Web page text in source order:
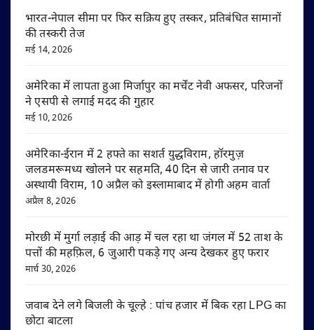
भारत-नेपाल सीमा पर फिर सक्रिय हुए तस्कर, प्रतिबंधित सामानों
की तस्करी तेज
मई 14, 2026
अमेरिका में लापता हुआ मिर्जापुर का मर्चेंट नेवी अफसर, परिजनों
ने एसपी से लगाई मदद की गुहार
मई 10, 2026
अमेरिका-ईरान में 2 हफ्ते का सशर्त युद्धविराम, हॉरमुज़
जलडमरूमध्य खोलने पर सहमति, 40 दिन से जारी तनाव पर
अस्थायी विराम, 10 अप्रैल को इस्लामाबाद में होगी अहम वार्ता
अप्रैल 8, 2026
मोरछी में मुर्गा लड़ाई की आड़ में चल रहा था जंगल में 52 ताश के
पत्तों की महफ़िल, 6 जुआरी पकड़े गए अन्य देखकर हुए फरार
मार्च 30, 2026
जवाब देने लगे बिजली के चूल्हे : पांच हजार में बिक रहा LPG का
छोटा बाटला